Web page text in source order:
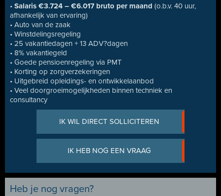
• Salaris €3.724 – €6.017 bruto per maand (o.b.v. 40 uur,
afhankelijk van ervaring)
• Auto van de zaak
• Winstdelingsregeling
• 25 vakantiedagen + 13 ADV?dagen
• 8% vakantiegeld
• Goede pensioenregeling via PMT
• Korting op zorgverzekeringen
• Uitgebreid opleidings- en ontwikkelaanbod
• Veel doorgroeimogelijkheden binnen techniek en
consultancy
IK WIL DIRECT SOLLICITEREN
IK HEB NOG EEN VRAAG
Heb je nog vragen?